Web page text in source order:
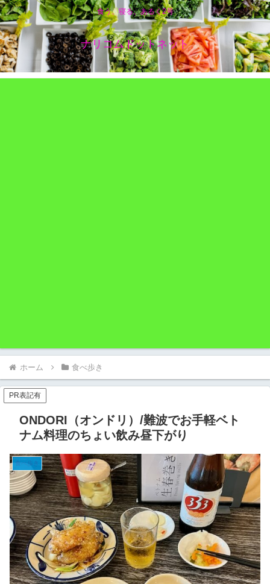
食う、寝る、あるく2号
ナリコムドットネット
ホーム 食べ歩き
PR表記有
ONDORI（オンドリ）/難波でお手軽ベト
ナム料理のちょい飲み昼下がり
食べ歩き